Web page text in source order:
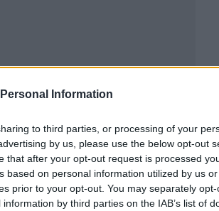
Information
to third parties, or processing of your
by us, please use the below opt-out
that after your opt-out request is processed
based on personal information utilized by us
prior to your opt-out. You may separately
by third parties on the IAB’s list of